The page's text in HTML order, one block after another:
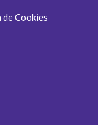
Cookies